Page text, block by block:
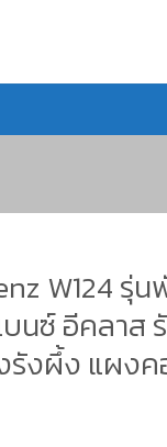
W124 รุ่
นซ์ อีคลาส
รังผึ้ง แผง